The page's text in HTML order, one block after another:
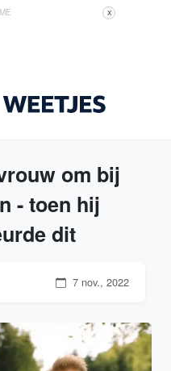
X
om bij
- toen hij
dit
7 nov., 2022